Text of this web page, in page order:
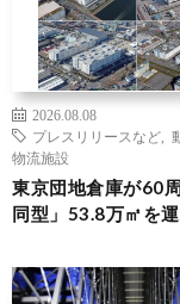
2026.08.08
プレスリリースなど
物流施設
東京団地倉庫が60
同型」53.8万㎡を